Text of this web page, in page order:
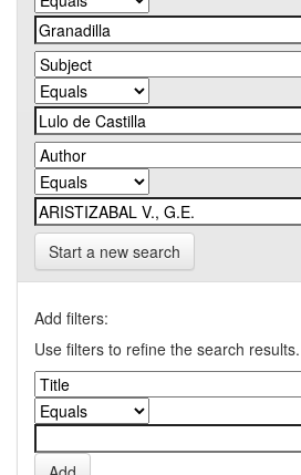
Start a new search
Add filters:
Use filters to refine the search results.